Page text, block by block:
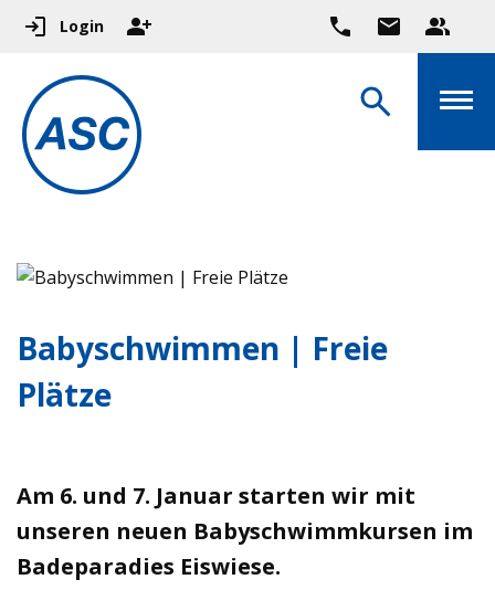
Login
Babyschwimmen | Freie
Plätze
Am 6. und 7. Januar starten wir mit
unseren neuen Babyschwimmkursen im
Badeparadies Eiswiese.